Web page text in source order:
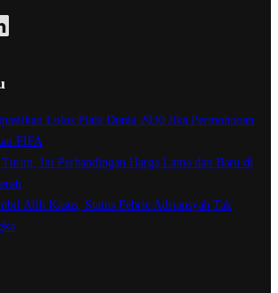
Lolos Piala Dunia 2030 Jika Permohonan
FIFA
Ini Perbandingan Harga Lama dan Baru di
Alih Kasus, Status Febrie Adriansyah Tak